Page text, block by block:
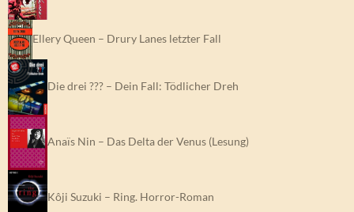
Ellery Queen – Drury Lanes letzter Fall
Die drei ??? – Dein Fall: Tödlicher Dreh
Anaïs Nin – Das Delta der Venus (Lesung)
Kôji Suzuki – Ring. Horror-Roman